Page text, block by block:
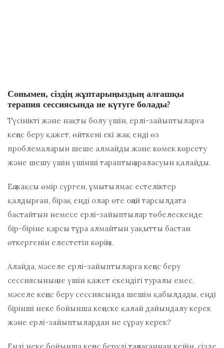
Сонымен, сіздің жұптарыңыздың алғашқы
терапия сессиясында не күтуге болады?
Түсінікті және нақты болу үшін, ерлі-зайыптыларға
кеңес беру қажет, өйткені екі жақ енді өз
проблемаларын шеше алмайды және көмек көрсету
және шешу үшін үшінші тараптың араласуын қалайды.
Ең жақсы өмір сүрген, ұмытылмас естеліктер
қалдырған, бірақ енді олар өте оңай тарсылдата
бастайтын немесе ерлі-зайыптылар төбелескенде
бір-біріне қарсы тұра алмайтын уақытты бастан
өткергенін елестетіп көріңіз.
Алайда, мәселе ерлі-зайыптыларға кеңес беру
сессиясының не үшін қажет екендігі туралы емес,
мәселе кеңес беру сессиясында шешім қабылдады, енді
бірінші неке бойынша кеңеске қалай дайындалу керек
және ерлі-зайыптылардан не сұрау керек?